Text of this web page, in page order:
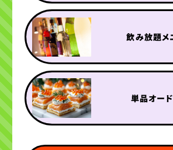
飲み放題メ
単品オー